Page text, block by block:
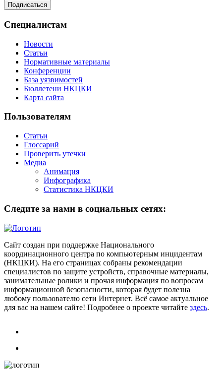
Специалистам
Новости
Статьи
Нормативные материалы
Конференции
База уязвимостей
Бюллетени НКЦКИ
Карта сайта
Пользователям
Статьи
Глоссарий
Проверить утечки
Медиа
Анимация
Инфографика
Статистика НКЦКИ
Следите за нами в социальных сетях:
Сайт создан при поддержке Национального
координационного центра по компьютерным инцидентам
(НКЦКИ). На его страницах собраны рекомендации
специалистов по защите устройств, справочные материалы,
занимательные ролики и прочая информация по вопросам
информационной безопасности, которая будет полезна
любому пользователю сети Интернет. Всё самое актуальное
для вас на нашем сайте! Подробнее о проекте читайте здесь.